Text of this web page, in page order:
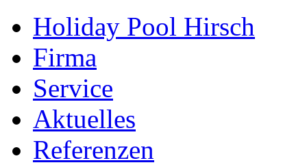
Holiday Pool Hirsch
Firma
Service
Aktuelles
Referenzen